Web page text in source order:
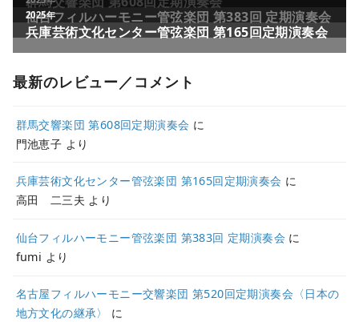
最新のレビュー／コメント
群馬交響楽団 第608回定期演奏会 に
門池恵子 より
兵庫芸術文化センター管弦楽団 第165回定期演奏会 に
高田 二三夫 より
仙台フィルハーモニー管弦楽団 第383回 定期演奏会 に
fumi より
名古屋フィルハーモニー交響楽団 第520回定期演奏会〈日本の
地方文化の継承〉
に